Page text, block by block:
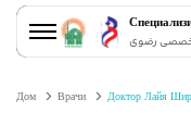
رضوی
Дом Врачи Доктор Лайя